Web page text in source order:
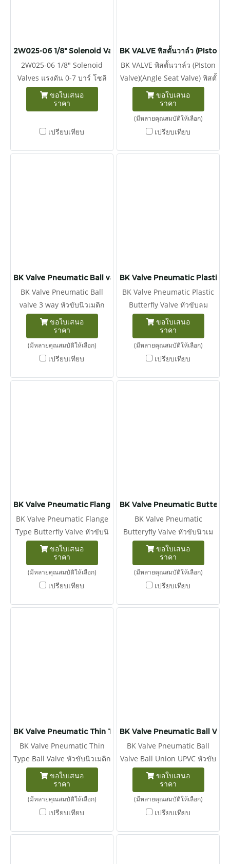
2W025-06 1/8" Solenoid Valves
2W025-06 1/8" Solenoid
Valves แรงดัน 0-7 บาร์ โซลิ
นอยด์วาล์ว 2/2 เกลียว 1/4"
สำหรับใช้งานเปิด/ปิดน้ำและ
Seal NBR แบบปกติปิด Direct
คอยล์ไฟฟ้าที่ใช้งาน ก่อนสั่งซื้อ
ขอใบเสนอ
ราคา
เปรียบเทียบ
BK VALVE พิสตั้นวาล์ว (PIston
BK VALVE พิสตั้นวาล์ว (PIston
Valve)(Angle Seat Valve) พิสตั้
นวาล์ว หรือ เรียกได้อีกชื่อว่า
แองเจิ้ลซีทวาล์ว หรือวาล์ว
นางฟ้า มี 2 แบบให้เลือก Brass
(ทองเหลือง) - Stainlesse(ส
ขอใบเสนอ
ราคา
(มีหลายคุณสมบัติให้เลือก)
เปรียบเทียบ
BK Valve Pneumatic Ball valve 3 way
BK Valve Pneumatic Ball
valve 3 way หัวขับนิวเมติก
ประกอบกับ บอลวาล์วแบบสาม
ทาง Tport และ Lport
ขอใบเสนอ
ราคา
(มีหลายคุณสมบัติให้เลือก)
เปรียบเทียบ
BK Valve Pneumatic Plastic
BK Valve Pneumatic Plastic
Butterfly Valve หัวขับลม
ประกอบกับ บัตเตอร์ฟลายวาล์ว
พลาสติก
ขอใบเสนอ
ราคา
(มีหลายคุณสมบัติให้เลือก)
เปรียบเทียบ
BK Valve Pneumatic Flange Type Butterfly Valve
BK Valve Pneumatic Flange
Type Butterfly Valve หัวขับนิ
วเมติก ประกอบกับ หัวขับลม
ประกอบกับ วาล์วปีกผีเสื้อหน้า
แปลน
ขอใบเสนอ
ราคา
(มีหลายคุณสมบัติให้เลือก)
เปรียบเทียบ
BK Valve Pneumatic
BK Valve Pneumatic
Butteryfly Valve หัวขับนิวเม
ติก ประกอบกับ หัวขับลม
ประกอบกับ วาล์วปีกผีเสื้อ
ขอใบเสนอ
ราคา
(มีหลายคุณสมบัติให้เลือก)
เปรียบเทียบ
BK Valve Pneumatic Thin Type Ball Valve
BK Valve Pneumatic Thin
Type Ball Valve หัวขับนิวเมติก
ประกอบกับ วาล์วลูกบอลชนิด
บางแบบพัดลม
ขอใบเสนอ
ราคา
(มีหลายคุณสมบัติให้เลือก)
เปรียบเทียบ
BK Valve Pneumatic Ball
BK Valve Pneumatic Ball
Valve Ball Union UPVC หัวขับ
นิวเมติก ประกอบกับ บอลวาล์ว
ยูเนี่ยน พีวีซี (BK Valve
Pneumatic Plastic Ball
Valve)
ขอใบเสนอ
ราคา
(มีหลายคุณสมบัติให้เลือก)
เปรียบเทียบ